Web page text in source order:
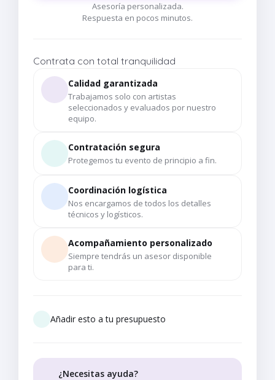
Asesoría personalizada.
Respuesta en pocos minutos.
Contrata con total tranquilidad
Calidad garantizada
Trabajamos solo con artistas
seleccionados y evaluados por nuestro
equipo.
Contratación segura
Protegemos tu evento de principio a fin.
Coordinación logística
Nos encargamos de todos los detalles
técnicos y logísticos.
Acompañamiento personalizado
Siempre tendrás un asesor disponible
para ti.
Añadir esto a tu presupuesto
¿Necesitas ayuda?